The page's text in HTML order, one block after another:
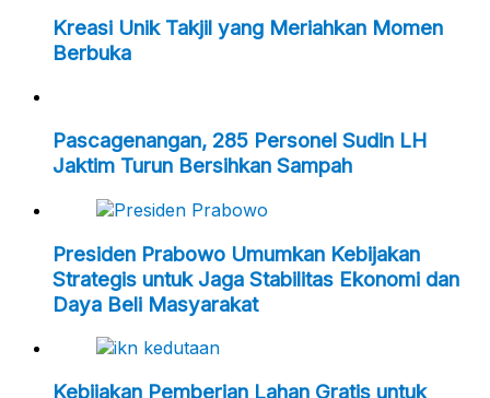
Kreasi Unik Takjil yang Meriahkan Momen
Berbuka
Pascagenangan, 285 Personel Sudin LH
Jaktim Turun Bersihkan Sampah
Presiden Prabowo Umumkan Kebijakan
Strategis untuk Jaga Stabilitas Ekonomi dan
Daya Beli Masyarakat
Kebijakan Pemberian Lahan Gratis untuk